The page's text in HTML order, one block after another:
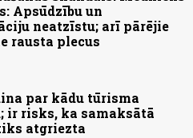
Apsūdzību un
neatzīstu; arī pārējie
rausta plecus
par kādu tūrisma
ir risks, ka samaksātā
atgriezta